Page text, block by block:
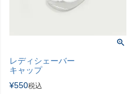
レディシェーバー
キャップ
¥550税込